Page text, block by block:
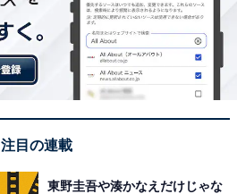
注目の連載
東野圭吾や湊かなえだけじゃな